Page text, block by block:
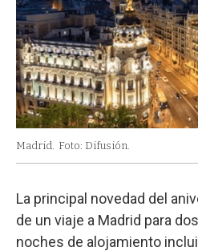
Madrid. Foto: Difusión.
La principal novedad del
de un viaje a Madrid para
noches de alojamiento